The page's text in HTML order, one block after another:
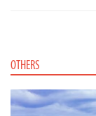
OTHERS